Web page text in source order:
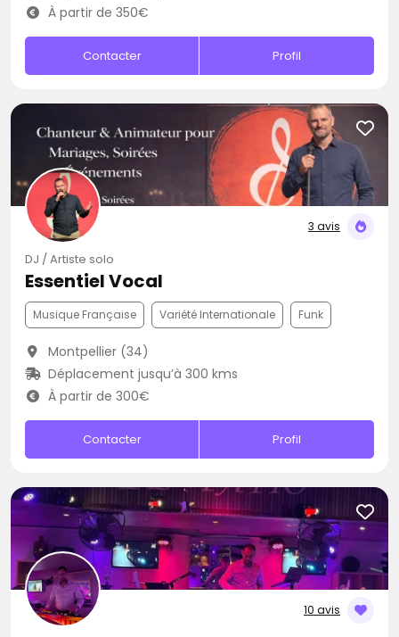
À partir de 350€
Contacter Profil
3 avis
DJ / Artiste solo
Essentiel Vocal
Musique Française Variété Internationale Funk
Montpellier (34)
Déplacement jusqu’à 300 kms
À partir de 300€
Contacter Profil
10 avis